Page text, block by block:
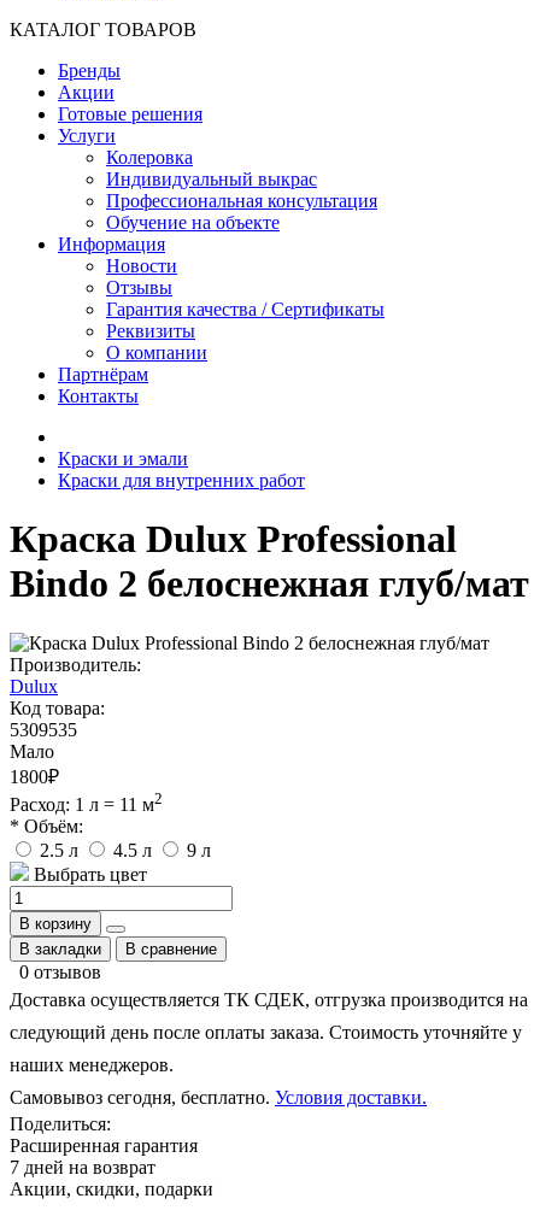
КАТАЛОГ ТОВАРОВ
Бренды
Акции
Готовые решения
Услуги
Колеровка
Индивидуальный выкрас
Профессиональная консультация
Обучение на объекте
Информация
Новости
Отзывы
Гарантия качества / Сертификаты
Реквизиты
О компании
Партнёрам
Контакты
Краски и эмали
Краски для внутренних работ
Краска Dulux Professional
Bindo 2 белоснежная глуб/мат
Производитель:
Dulux
Код товара:
5309535
Мало
1800₽
Расход: 1 л = 11 м2
* Объём:
2.5 л
4.5 л
9 л
Выбрать цвет
В корзину
В закладки
В сравнение
0 отзывов
Доставка осуществляется ТК СДЕК, отгрузка производится на
следующий день после оплаты заказа. Стоимость уточняйте у
наших менеджеров.
Самовывоз сегодня, бесплатно. Условия доставки.
Поделиться:
Расширенная гарантия
7 дней на возврат
Акции, скидки, подарки